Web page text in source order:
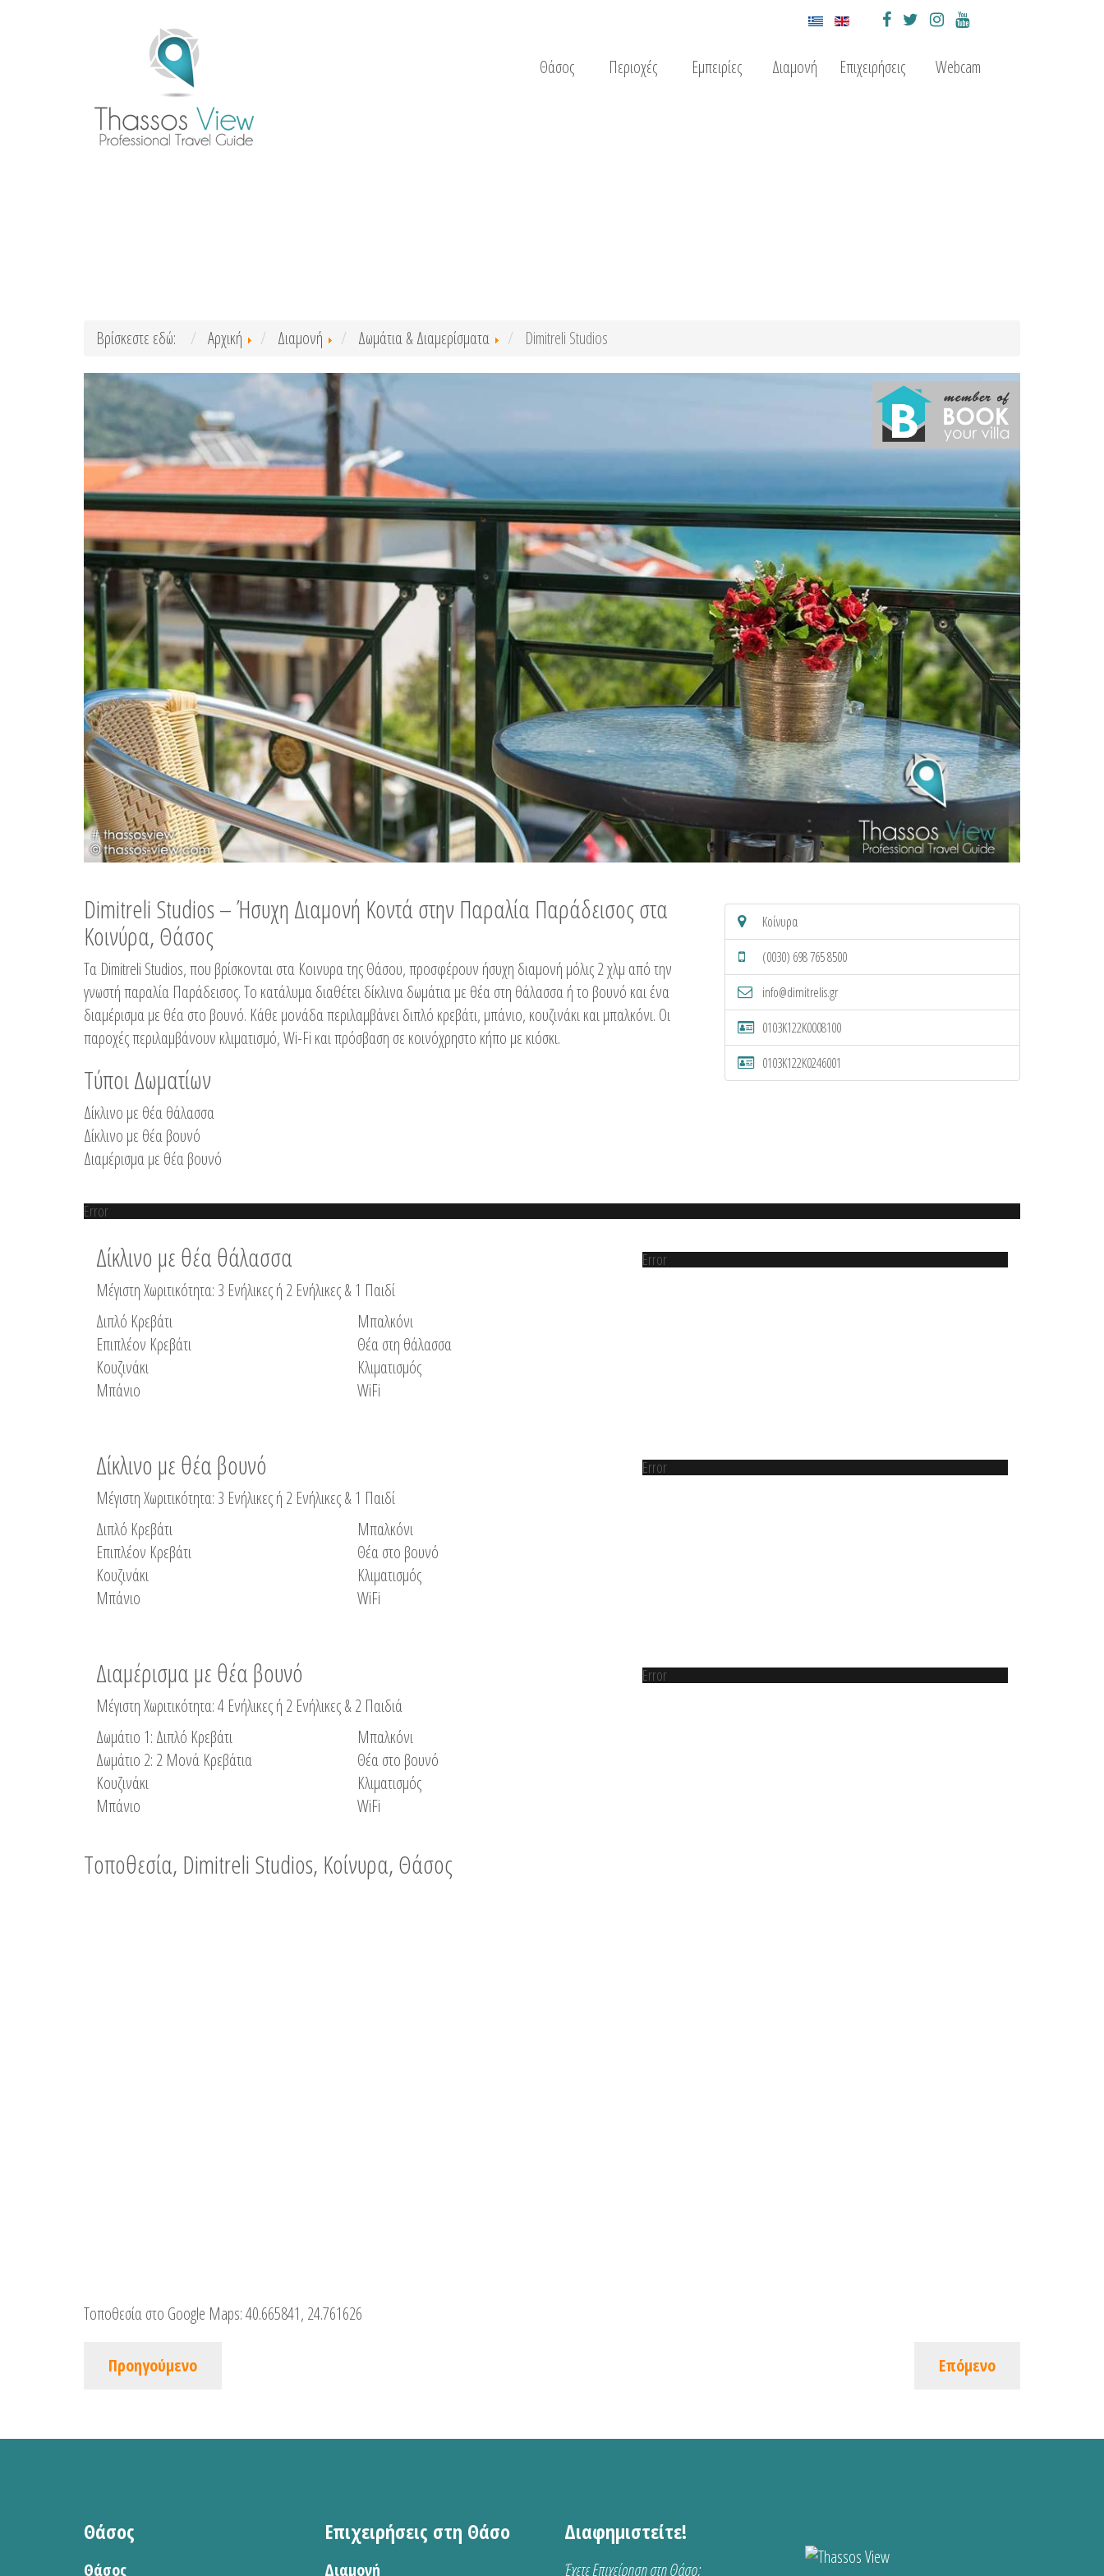
Θάσος Περιοχές Εμπειρίες Διαμονή Επιχειρήσεις Webcam
Βρίσκεστε εδώ: Αρχική Διαμονή Δωμάτια & Διαμερίσματα Dimitreli Studios
Dimitreli Studios – Ήσυχη Διαμονή Κοντά στην Παραλία Παράδεισος στα
Κοινύρα, Θάσος
Τα Dimitreli Studios, που βρίσκονται στα Κοινυρα της Θάσου, προσφέρουν ήσυχη διαμονή μόλις 2 χλμ από την
γνωστή παραλία Παράδεισος. Το κατάλυμα διαθέτει δίκλινα δωμάτια με θέα στη θάλασσα ή το βουνό και ένα
διαμέρισμα με θέα στο βουνό. Κάθε μονάδα περιλαμβάνει διπλό κρεβάτι, μπάνιο, κουζινάκι και μπαλκόνι. Οι
παροχές περιλαμβάνουν κλιματισμό, Wi-Fi και πρόσβαση σε κοινόχρηστο κήπο με κιόσκι.
Τύποι Δωματίων
Δίκλινο με θέα θάλασσα
Δίκλινο με θέα βουνό
Διαμέρισμα με θέα βουνό
Κοίνυρα
(0030) 698 765 8500
info@dimitrelis.gr
0103K122K0008100
0103K122K0246001
Error
Δίκλινο με θέα θάλασσα
Μέγιστη Χωριτικότητα: 3 Ενήλικες ή 2 Ενήλικες & 1 Παιδί
Διπλό Κρεβάτι
Επιπλέον Κρεβάτι
Κουζινάκι
Μπάνιο
Μπαλκόνι
Θέα στη θάλασσα
Κλιματισμός
WiFi
Error
Δίκλινο με θέα βουνό
Μέγιστη Χωριτικότητα: 3 Ενήλικες ή 2 Ενήλικες & 1 Παιδί
Διπλό Κρεβάτι
Επιπλέον Κρεβάτι
Κουζινάκι
Μπάνιο
Μπαλκόνι
Θέα στο βουνό
Κλιματισμός
WiFi
Error
Διαμέρισμα με θέα βουνό
Μέγιστη Χωριτικότητα: 4 Ενήλικες ή 2 Ενήλικες & 2 Παιδιά
Δωμάτιο 1: Διπλό Κρεβάτι
Δωμάτιο 2: 2 Μονά Κρεβάτια
Κουζινάκι
Μπάνιο
Μπαλκόνι
Θέα στο βουνό
Κλιματισμός
WiFi
Error
Τοποθεσία, Dimitreli Studios, Κοίνυρα, Θάσος
Τοποθεσία στο Google Maps:40.665841, 24.761626
Προηγούμενο Επόμενο
Θάσος
Θάσος
Επιχειρήσεις στη Θάσο
Διαμονή
Διαφημιστείτε!
Έχετε Επιχείρηση στη Θάσο;